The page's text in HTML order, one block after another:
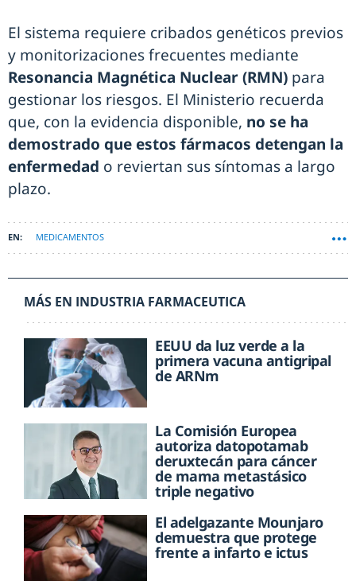
El sistema requiere cribados genéticos previos
y monitorizaciones frecuentes mediante
Resonancia Magnética Nuclear (RMN) para
gestionar los riesgos. El Ministerio recuerda
que, con la evidencia disponible, no se ha
demostrado que estos fármacos detengan la
enfermedad o reviertan sus síntomas a largo
plazo.
MEDICAMENTOS
MÁS EN INDUSTRIA FARMACEUTICA
EEUU da luz verde a la
primera vacuna antigripal
de ARNm
La Comisión Europea
autoriza datopotamab
deruxtecán para cáncer
de mama metastásico
triple negativo
El adelgazante Mounjaro
demuestra que protege
frente a infarto e ictus